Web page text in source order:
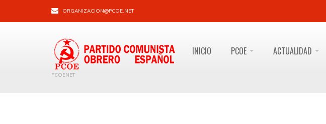
ORGANIZACION@PCOE.NET
PCOENET
INICIO PCOE ACTUALIDAD